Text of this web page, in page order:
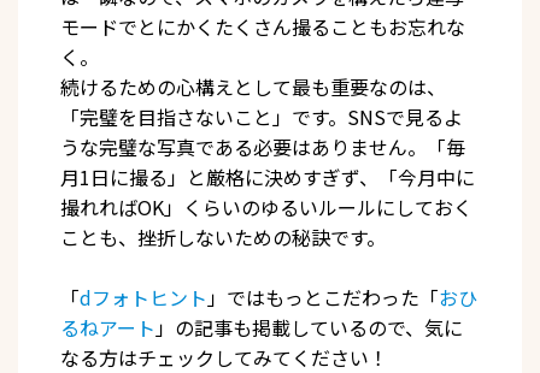
モードでとにかくたくさん撮ることもお忘れな
く。
続けるための心構えとして最も重要なのは、
「完璧を目指さないこと」です。SNSで見るよ
うな完璧な写真である必要はありません。「毎
月1日に撮る」と厳格に決めすぎず、「今月中に
撮れればOK」くらいのゆるいルールにしておく
ことも、挫折しないための秘訣です。
「dフォトヒント 」ではもっとこだわった「おひ
るねアート 」の記事も掲載しているので、気に
なる方はチェックしてみてください！